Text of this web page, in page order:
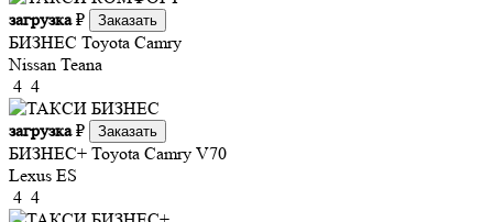
загрузка₽ Заказать
БИЗНЕС Toyota Camry
Nissan Teana
4 4
загрузка₽ Заказать
БИЗНЕС+ Toyota Camry V70
Lexus ES
4 4